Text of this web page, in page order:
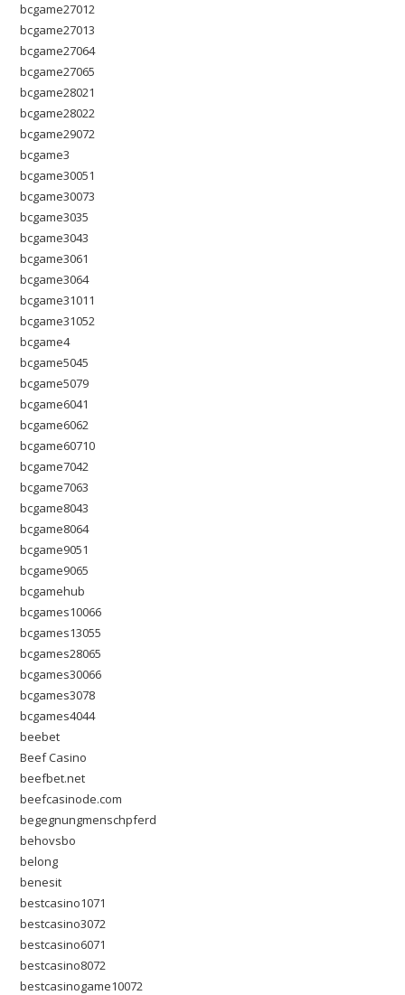
bcgame27012
bcgame27013
bcgame27064
bcgame27065
bcgame28021
bcgame28022
bcgame29072
bcgame3
bcgame30051
bcgame30073
bcgame3035
bcgame3043
bcgame3061
bcgame3064
bcgame31011
bcgame31052
bcgame4
bcgame5045
bcgame5079
bcgame6041
bcgame6062
bcgame60710
bcgame7042
bcgame7063
bcgame8043
bcgame8064
bcgame9051
bcgame9065
bcgamehub
bcgames10066
bcgames13055
bcgames28065
bcgames30066
bcgames3078
bcgames4044
beebet
Beef Casino
beefbet.net
beefcasinode.com
begegnungmenschpferd
behovsbo
belong
benesit
bestcasino1071
bestcasino3072
bestcasino6071
bestcasino8072
bestcasinogame10072